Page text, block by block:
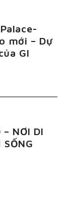
mới – Dự
GI
– NƠI DI
SỐNG